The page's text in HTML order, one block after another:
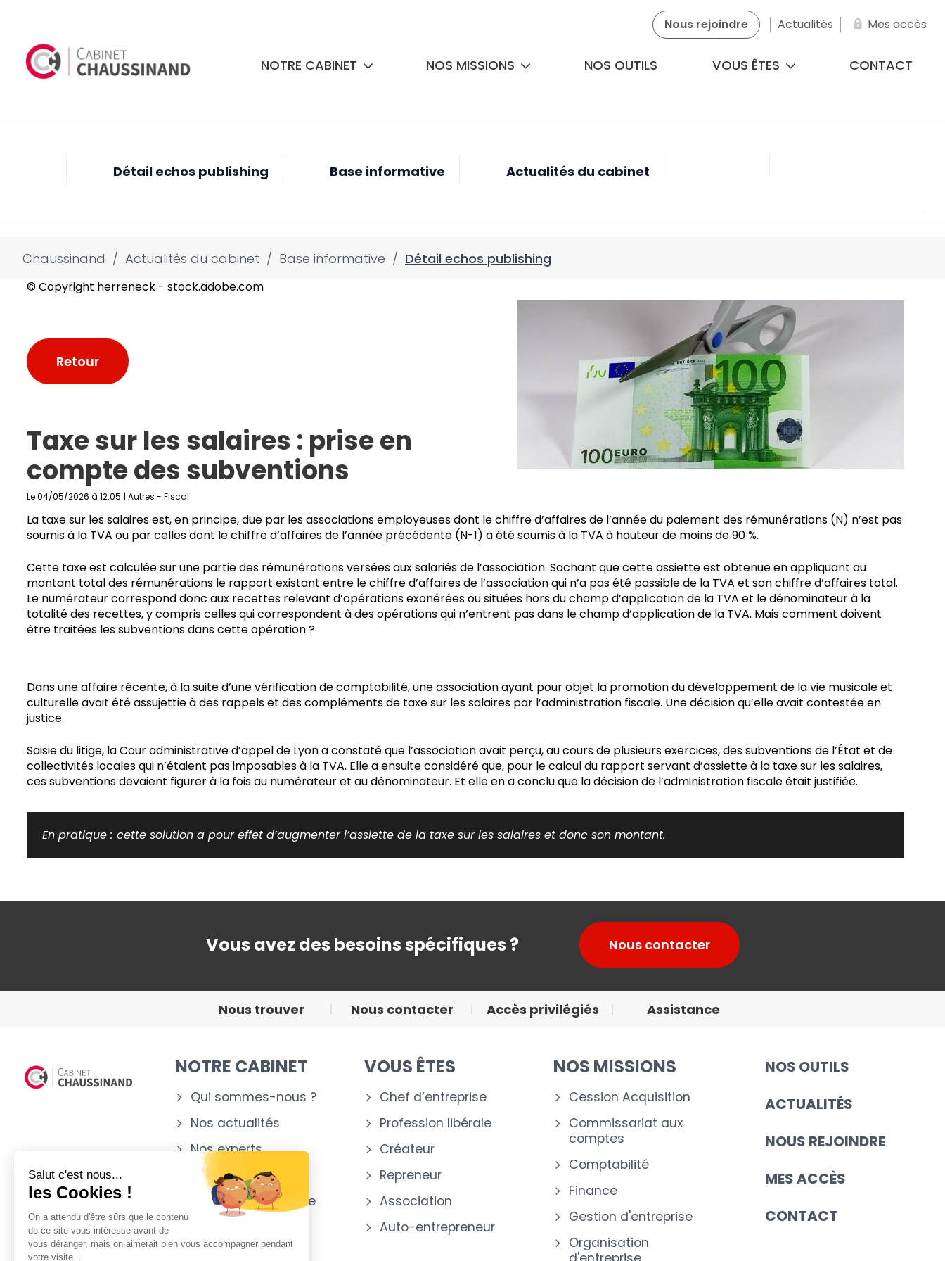
Nous rejoindre Actualités Mes accès
NOTRE CABINET NOS MISSIONS NOS OUTILS VOUS ÊTES CONTACT
Détail echos publishing Base informative Actualités du cabinet
Chaussinand / Actualités du cabinet / Base informative / Détail echos publishing
© Copyright herreneck - stock.adobe.com
Retour
Taxe sur les salaires : prise en
compte des subventions
Le 04/05/2026 à 12:05 | Autres - Fiscal
La taxe sur les salaires est, en principe, due par les associations employeuses dont le chiffre d’affaires de l’année du paiement des rémunérations (N) n’est pas
soumis à la TVA ou par celles dont le chiffre d’affaires de l’année précédente (N-1) a été soumis à la TVA à hauteur de moins de 90 %.
Cette taxe est calculée sur une partie des rémunérations versées aux salariés de l’association. Sachant que cette assiette est obtenue en appliquant au
montant total des rémunérations le rapport existant entre le chiffre d’affaires de l’association qui n’a pas été passible de la TVA et son chiffre d’affaires total.
Le numérateur correspond donc aux recettes relevant d’opérations exonérées ou situées hors du champ d’application de la TVA et le dénominateur à la
totalité des recettes, y compris celles qui correspondent à des opérations qui n’entrent pas dans le champ d’application de la TVA. Mais comment doivent
être traitées les subventions dans cette opération ?
Dans une affaire récente, à la suite d’une vérification de comptabilité, une association ayant pour objet la promotion du développement de la vie musicale et
culturelle avait été assujettie à des rappels et des compléments de taxe sur les salaires par l’administration fiscale. Une décision qu’elle avait contestée en
justice.
Saisie du litige, la Cour administrative d’appel de Lyon a constaté que l’association avait perçu, au cours de plusieurs exercices, des subventions de l’État et de
collectivités locales qui n’étaient pas imposables à la TVA. Elle a ensuite considéré que, pour le calcul du rapport servant d’assiette à la taxe sur les salaires,
ces subventions devaient figurer à la fois au numérateur et au dénominateur. Et elle en a conclu que la décision de l’administration fiscale était justifiée.
En pratique : cette solution a pour effet d’augmenter l’assiette de la taxe sur les salaires et donc son montant.
Vous avez des besoins spécifiques ? Nous contacter
Nous trouver Nous contacter Accès privilégiés Assistance
NOTRE CABINET
Qui sommes-nous ?
Nos actualités
Nos experts
Nos implantations
Notre appartenance
VOUS ÊTES
Chef d’entreprise
Profession libérale
Créateur
Repreneur
Association
Auto-entrepreneur
NOS MISSIONS
Cession Acquisition
Commissariat aux
comptes
Comptabilité
Finance
Gestion d'entreprise
Organisation
NOS OUTILS
ACTUALITÉS
NOUS REJOINDRE
MES ACCÈS
CONTACT
Salut c'est nous...
les Cookies !
On a attendu d'être sûrs que le contenu
de ce site vous intéresse avant de
vous déranger, mais on aimerait bien vous accompagner pendant
votre visite...